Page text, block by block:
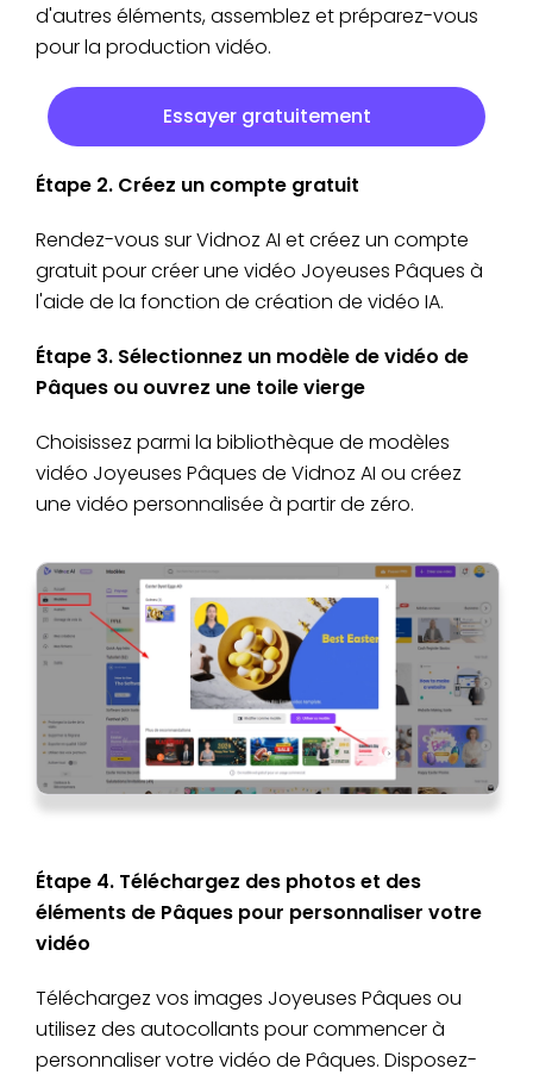
d'autres éléments, assemblez et préparez-vous
pour la production vidéo.
Essayer gratuitement
Étape 2. Créez un compte gratuit
Rendez-vous sur Vidnoz AI et créez un compte
gratuit pour créer une vidéo Joyeuses Pâques à
l'aide de la fonction de création de vidéo IA.
Étape 3. Sélectionnez un modèle de vidéo de
Pâques ou ouvrez une toile vierge
Choisissez parmi la bibliothèque de modèles
vidéo Joyeuses Pâques de Vidnoz AI ou créez
une vidéo personnalisée à partir de zéro.
Étape 4. Téléchargez des photos et des
éléments de Pâques pour personnaliser votre
vidéo
Téléchargez vos images Joyeuses Pâques ou
utilisez des autocollants pour commencer à
personnaliser votre vidéo de Pâques. Disposez-